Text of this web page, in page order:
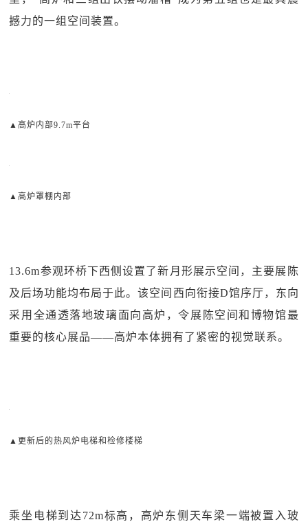
撼力的一组空间装置。
▲高炉内部9.7m平台
▲高炉罩棚内部
13.6m参观环桥下西侧设置了新月形展示空间，主要展陈
及后场功能均布局于此。该空间西向衔接D馆序厅，东向
采用全通透落地玻璃面向高炉，令展陈空间和博物馆最
重要的核心展品——高炉本体拥有了紧密的视觉联系。
▲更新后的热风炉电梯和检修楼梯
乘坐电梯到达72m标高，高炉东侧天车梁一端被置入玻